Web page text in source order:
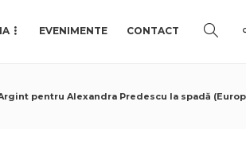
EVENIMENTE CONTACT
pentru Alexandra Predescu la spadă